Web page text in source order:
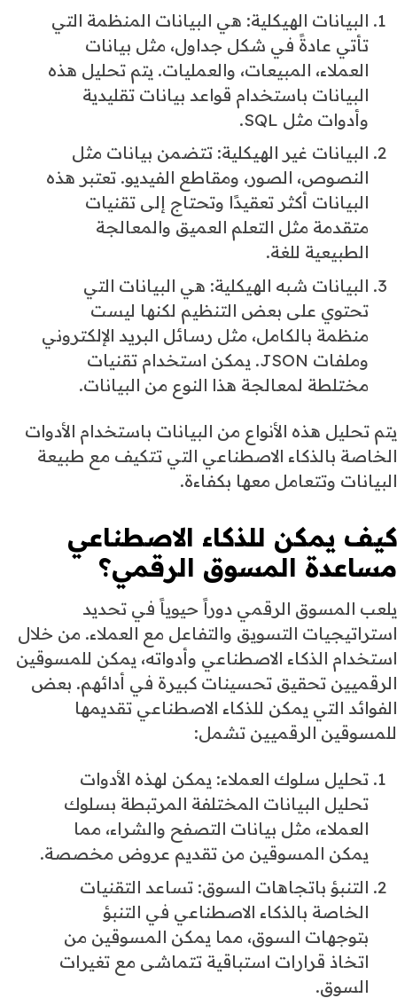
البيانات الهيكلية: هي البيانات المنظمة التي
تأتي عادةً في شكل جداول، مثل بيانات
العملاء، المبيعات، والعمليات. يتم تحليل هذه
البيانات باستخدام قواعد بيانات تقليدية
وأدوات مثل SQL.
البيانات غير الهيكلية: تتضمن بيانات مثل
النصوص، الصور، ومقاطع الفيديو. تعتبر هذه
البيانات أكثر تعقيدًا وتحتاج إلى تقنيات
متقدمة مثل التعلم العميق والمعالجة
الطبيعية للغة.
البيانات شبه الهيكلية: هي البيانات التي
تحتوي على بعض التنظيم لكنها ليست
منظمة بالكامل، مثل رسائل البريد الإلكتروني
وملفات JSON. يمكن استخدام تقنيات
مختلطة لمعالجة هذا النوع من البيانات.
يتم تحليل هذه الأنواع من البيانات باستخدام الأدوات
الخاصة بالذكاء الاصطناعي التي تتكيف مع طبيعة
البيانات وتتعامل معها بكفاءة.
كيف يمكن للذكاء الاصطناعي
مساعدة المسوق الرقمي؟
يلعب المسوق الرقمي دوراً حيوياً في تحديد
استراتيجيات التسويق والتفاعل مع العملاء. من خلال
استخدام الذكاء الاصطناعي وأدواته، يمكن للمسوقين
الرقميين تحقيق تحسينات كبيرة في أدائهم. بعض
الفوائد التي يمكن للذكاء الاصطناعي تقديمها
للمسوقين الرقميين تشمل:
تحليل سلوك العملاء: يمكن لهذه الأدوات
تحليل البيانات المختلفة المرتبطة بسلوك
العملاء، مثل بيانات التصفح والشراء، مما
يمكن المسوقين من تقديم عروض مخصصة.
التنبؤ باتجاهات السوق: تساعد التقنيات
الخاصة بالذكاء الاصطناعي في التنبؤ
بتوجهات السوق، مما يمكن المسوقين من
اتخاذ قرارات استباقية تتماشى مع تغيرات
السوق.